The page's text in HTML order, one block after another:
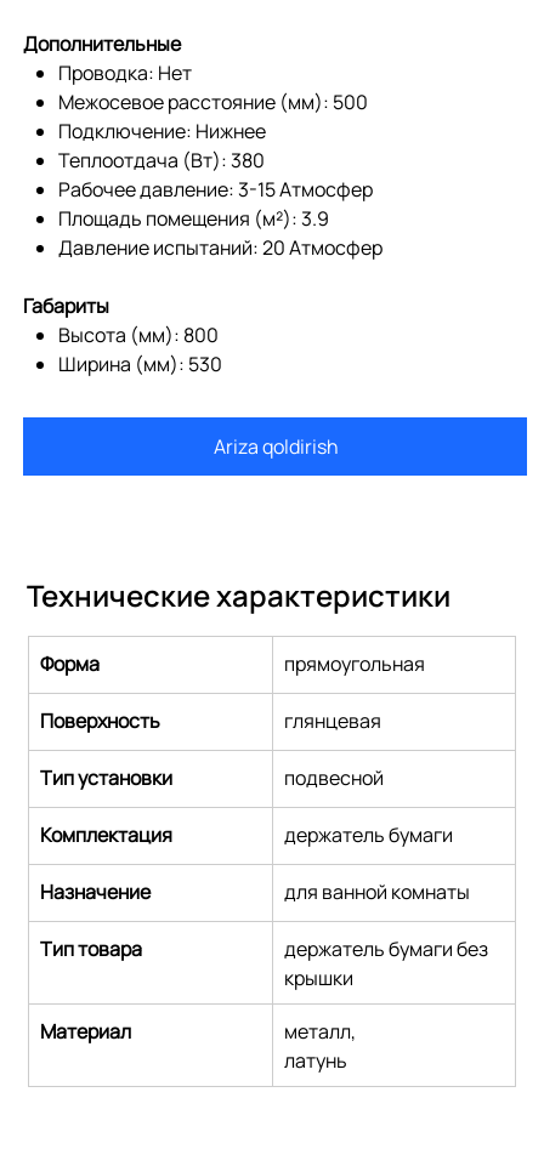
Дополнительные
Проводка: Нет
Межосевое расстояние (мм): 500
Подключение: Нижнее
Теплоотдача (Вт): 380
Рабочее давление: 3-15 Атмосфер
Площадь помещения (м²): 3.9
Давление испытаний: 20 Атмосфер
Габариты
Высота (мм): 800
Ширина (мм): 530
Ariza qoldirish
Технические характеристики
Форма прямоугольная
Поверхность глянцевая
Тип установки подвесной
Комплектация держатель бумаги
Назначение для ванной комнаты
Тип товара
держатель бумаги без
крышки
Материал
металл,
латунь